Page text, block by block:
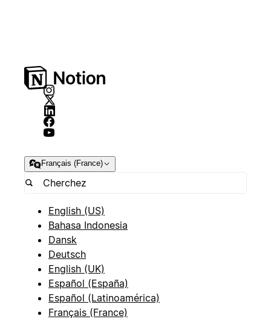
Français (France)
English (US)
Bahasa Indonesia
Dansk
Deutsch
English (UK)
Español (España)
Español (Latinoamérica)
Français (France)